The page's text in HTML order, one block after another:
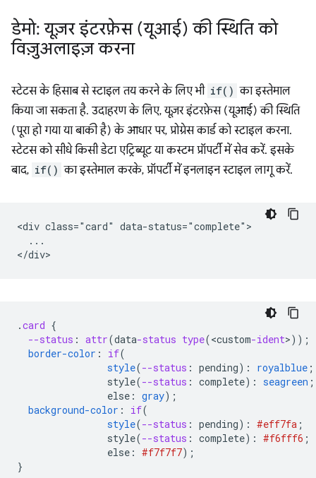
डेमो: यूज़र इंटरफ़ेस (यूआई) की स्थिति को
विज़ुअलाइज़ करना
स्टेटस के हिसाब से स्टाइल तय करने के लिए भी if() का इस्तेमाल
किया जा सकता है. उदाहरण के लिए, यूज़र इंटरफ़ेस (यूआई) की स्थिति
(पूरा हो गया या बाकी है) के आधार पर, प्रोग्रेस कार्ड को स्टाइल करना.
स्टेटस को सीधे किसी डेटा एट्रिब्यूट या कस्टम प्रॉपर्टी में सेव करें. इसके
बाद, if() का इस्तेमाल करके, प्रॉपर्टी में इनलाइन स्टाइल लागू करें.
<div class="card" data-status="complete">
  ...
.card {
--status : attr(data-status type(<custom-ident>));
border-color : if(
style(--status : pending) : royalblue ;
style(--status : complete) : seagreen ;
else : gray);
background-color : if(
style(--status : pending) : #eff7fa ;
style(--status : complete) : #f6fff6 ;
else : #f7f7f7);
}